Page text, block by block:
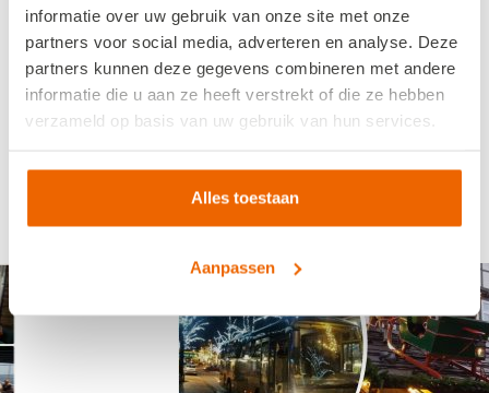
informatie over uw gebruik van onze site met onze
partners voor social media, adverteren en analyse. Deze
partners kunnen deze gegevens combineren met andere
informatie die u aan ze heeft verstrekt of die ze hebben
verzameld op basis van uw gebruik van hun services.
Alles toestaan
Aanpassen